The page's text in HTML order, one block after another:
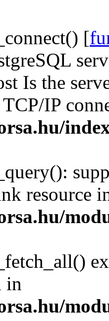
[
Is the
IP
resource
in